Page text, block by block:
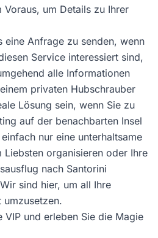
Voraus, um Details zu Ihrer
eine Anfrage zu senden, wenn
Service interessiert sind,
alle Informationen
privaten Hubschrauber
Lösung sein, wenn Sie zu
auf der benachbarten Insel
nur eine unterhaltsame
Liebsten organisieren oder Ihre
nach Santorini
sind hier, um all Ihre
umzusetzen.
VIP und erleben Sie die Magie